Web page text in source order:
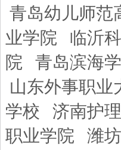
青岛幼儿师范
业学院
临沂
院
青岛滨海
山东外事职业
学校
济南护
职业学院
潍